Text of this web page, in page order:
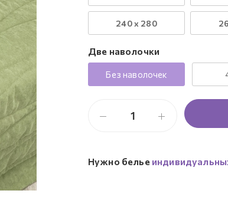
240 х 280
Две наволочки
Без наволочек
Нужно белье